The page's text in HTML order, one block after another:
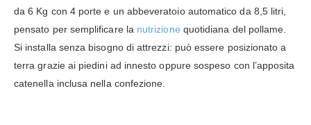
da 6 Kg con 4 porte e un abbeveratoio automatico da 8,5 litri,
pensato per semplificare la nutrizione quotidiana del pollame.
Si installa senza bisogno di attrezzi: può essere posizionato a
terra grazie ai piedini ad innesto oppure sospeso con l’apposita
catenella inclusa nella confezione.